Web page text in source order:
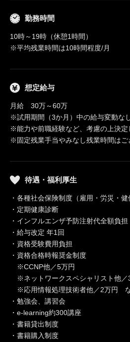
勤務時間
10時～19時（休憩1時間）
※平均残業時間は10時間程度/月
想定給与
月給 30万～60万
※試用期間（3か月）中の給与変動な
※能力や前職経験など、考慮の上決定
※固定残業手当やみなし残業時間はご
待遇・福利厚生
・各種社会保険制度（雇用・労災・健
・定期健康診断
・インフルエンザ予防注射代全額負担
・給与改定 年1回
・資格受験費用負担
・資格合格時報奨金制度
※CCNP他／5万円
※ネットワークスペシャリスト他／
※応用情報処理技術者他／2万円
・勉強会、講習会
・e-learning約300講座
・書籍貸出制度
・書籍購入制度